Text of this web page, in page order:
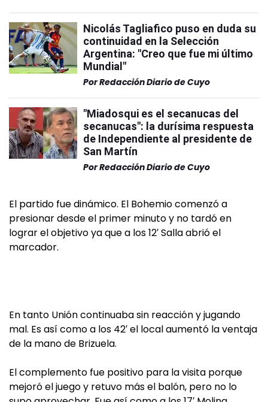
Nicolás Tagliafico puso en duda su
continuidad en la Selección
Argentina: "Creo que fue mi último
Mundial"
PorRedacción Diario de Cuyo
"Miadosqui es el secanucas del
secanucas": la durísima respuesta
de Independiente al presidente de
San Martín
PorRedacción Diario de Cuyo
El partido fue dinámico. El Bohemio comenzó a
presionar desde el primer minuto y no tardó en
lograr el objetivo ya que a los 12′ Salla abrió el
marcador.
En tanto Unión continuaba sin reacción y jugando
mal. Es así como a los 42′ el local aumentó la ventaja
de la mano de Brizuela.
El complemento fue positivo para la visita porque
mejoró el juego y retuvo más el balón, pero no lo